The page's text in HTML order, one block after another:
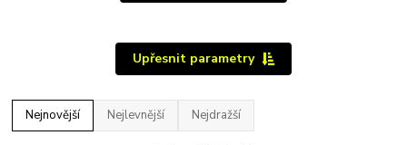
Upřesnit parametry
Nejnovější Nejlevnější Nejdražší